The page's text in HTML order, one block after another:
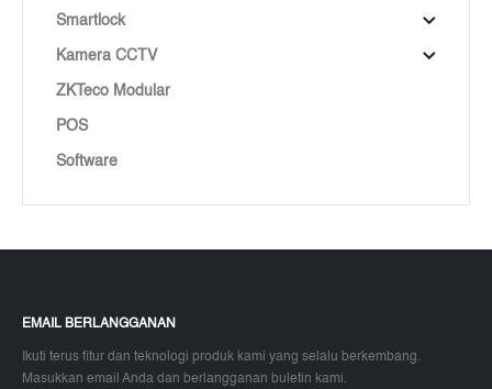
Smartlock
Kamera CCTV
ZKTeco Modular
POS
Software
EMAIL BERLANGGANAN
Ikuti terus fitur dan teknologi produk kami yang selalu berkembang.
Masukkan email Anda dan berlangganan buletin kami.